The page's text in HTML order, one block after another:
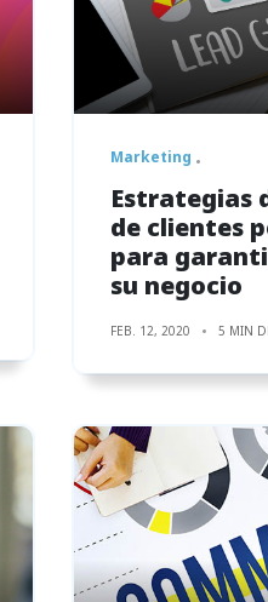
Marketing
Estrategias
de clientes
para
su negocio
FEB. 12, 2020 5 MIN